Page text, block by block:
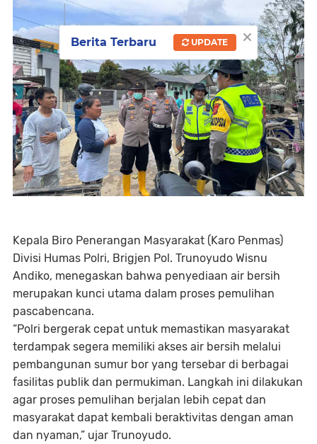
Kepala Biro Penerangan Masyarakat (Karo Penmas)
Divisi Humas Polri, Brigjen Pol. Trunoyudo Wisnu
Andiko, menegaskan bahwa penyediaan air bersih
merupakan kunci utama dalam proses pemulihan
pascabencana.
“Polri bergerak cepat untuk memastikan masyarakat
terdampak segera memiliki akses air bersih melalui
pembangunan sumur bor yang tersebar di berbagai
fasilitas publik dan permukiman. Langkah ini dilakukan
agar proses pemulihan berjalan lebih cepat dan
masyarakat dapat kembali beraktivitas dengan aman
dan nyaman,” ujar Trunoyudo.
×
Berita Terbaru UPDATE